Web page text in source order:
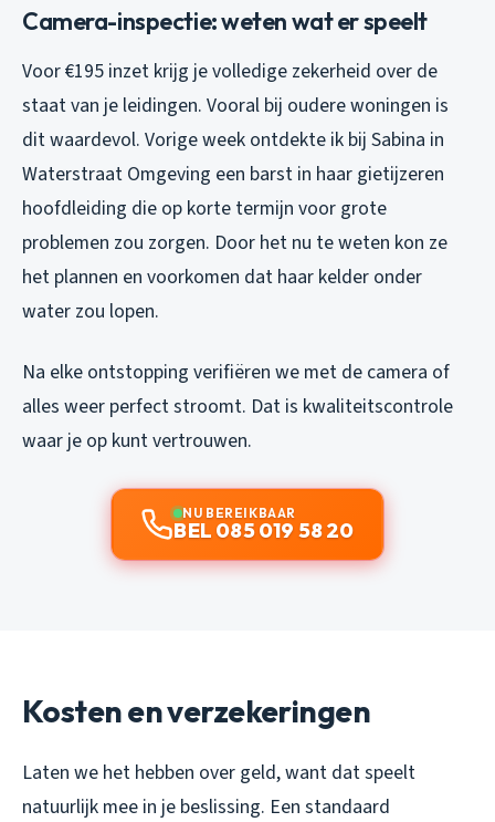
Camera-inspectie: weten wat er speelt
Voor €195 inzet krijg je volledige zekerheid over de
staat van je leidingen. Vooral bij oudere woningen is
dit waardevol. Vorige week ontdekte ik bij Sabina in
Waterstraat Omgeving een barst in haar gietijzeren
hoofdleiding die op korte termijn voor grote
problemen zou zorgen. Door het nu te weten kon ze
het plannen en voorkomen dat haar kelder onder
water zou lopen.
Na elke ontstopping verifiëren we met de camera of
alles weer perfect stroomt. Dat is kwaliteitscontrole
waar je op kunt vertrouwen.
NU BEREIKBAAR
BEL 085 019 58 20
Kosten en verzekeringen
Laten we het hebben over geld, want dat speelt
natuurlijk mee in je beslissing. Een standaard